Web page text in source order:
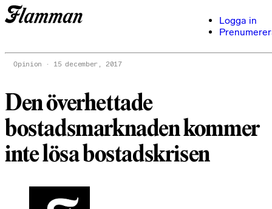
Logga in
Opinion 15 december, 2017
Den överhettade
bostadsmarknaden kommer
inte lösa bostadskrisen